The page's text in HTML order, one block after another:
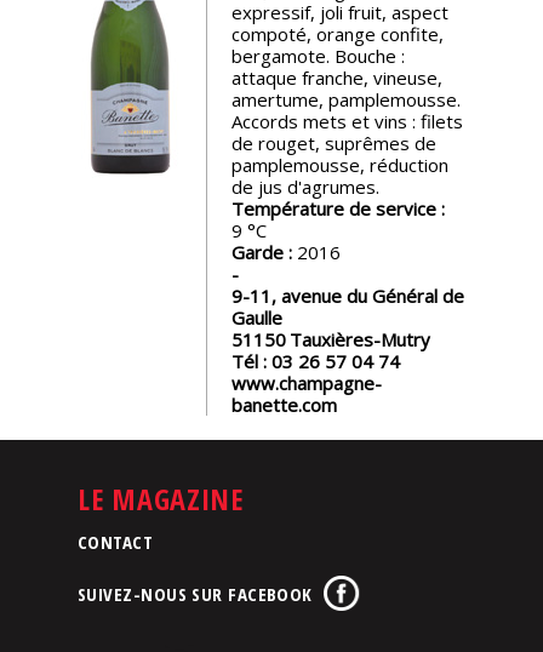
Spiritueux
Notes
de
dégustation
Revue
expressif, joli fruit, aspect
compoté, orange confite,
bergamote. Bouche :
attaque franche, vineuse,
amertume, pamplemousse.
Accords mets et vins : filets
de rouget, suprêmes de
pamplemousse, réduction
de jus d'agrumes.
Température de service :
9
Garde : 2016
9-11, avenue du Général de
Gaulle
51150 Tauxières-Mutry
Tél : 03 26 57 04 74
www.champagne-
banette.com
LE MAGAZINE
CONTACT
SUIVEZ-NOUS SUR FACEBOOK